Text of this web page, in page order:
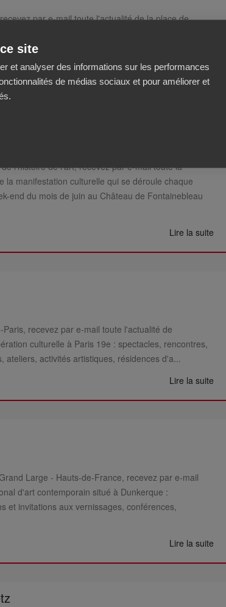
par e-mail toute l'actualité de la place de
catalogue, nouveaux artistes référencés, ventes...
Lire la suite
l'art
l'histoire de l'art, recevez par e-mail toute la
la manifestation culturelle qui se déroule chaque
end du mois de juin au Château de Fontainebleau
Lire la suite
recevez par e-mail toute l'actualité de
culturelle à Paris 19e : spectacles, rencontres,
ateliers, activités artistiques, résidences d'a...
Lire la suite
Large - Hauts-de-France, recevez par e-mail
d'art contemporain situé à Dunkerque :
et invitations aux vernissages, conférences,
Lire la suite
site
et analyser des informations sur les performances
de médias sociaux et pour améliorer et